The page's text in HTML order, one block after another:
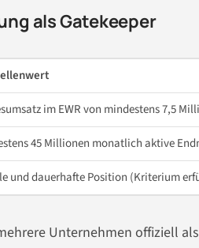
als Gatekeeper
im EWR von mindestens 7,5
45 Millionen monatlich aktive
und dauerhafte Position (Kriterium
Unternehmen offiziell